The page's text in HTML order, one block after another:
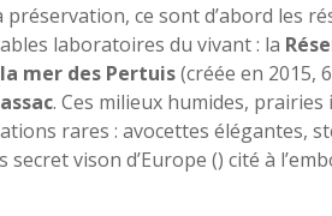
ce sont d’abord les
laboratoires du vivant : la
mer des Pertuis(créée en 2015,
. Ces milieux humides,
rares : avocettes élégantes,
secret vison d’Europe () cité à